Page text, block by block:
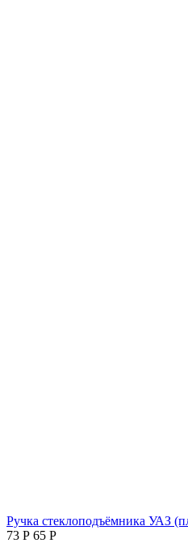
Ручка стеклоподъёмника УАЗ
‍73‍ Р ‍65‍ Р